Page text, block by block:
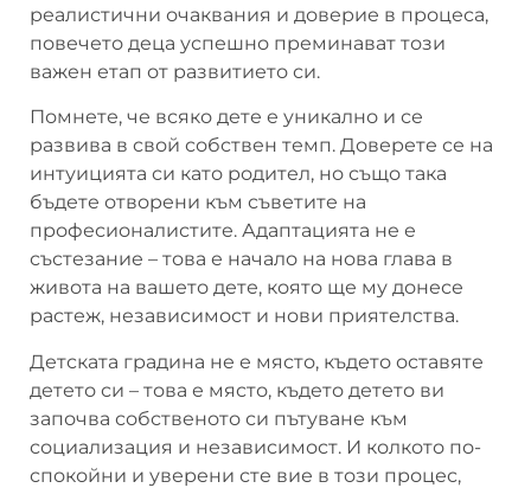
реалистични очаквания и доверие в процеса,
повечето деца успешно преминават този
важен етап от развитието си.
Помнете, че всяко дете е уникално и се
развива в свой собствен темп. Доверете се на
интуицията си като родител, но също така
бъдете отворени към съветите на
професионалистите. Адаптацията не е
състезание – това е начало на нова глава в
живота на вашето дете, която ще му донесе
растеж, независимост и нови приятелства.
Детската градина не е място, където оставяте
детето си – това е място, където детето ви
започва собственото си пътуване към
социализация и независимост. И колкото по-
спокойни и уверени сте вие в този процес,